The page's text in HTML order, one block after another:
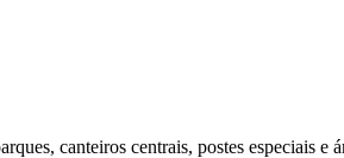
canteiros centrais, postes especiais e